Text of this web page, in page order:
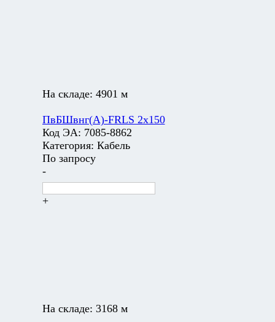
На складе: 4901 м
ПвБШвнг(А)-FRLS 2х150
Код ЭА: 7085-8862
Категория: Кабель
По запросу
-
+
На складе: 3168 м